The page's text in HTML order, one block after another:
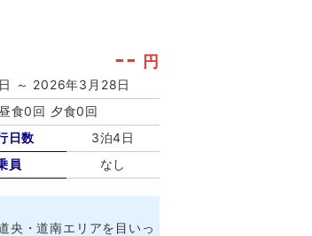
-- 円
～ 2026年3月28日
食0回 夕食0回
日数
3泊4日
員
なし
央・道南エリアを目いっ